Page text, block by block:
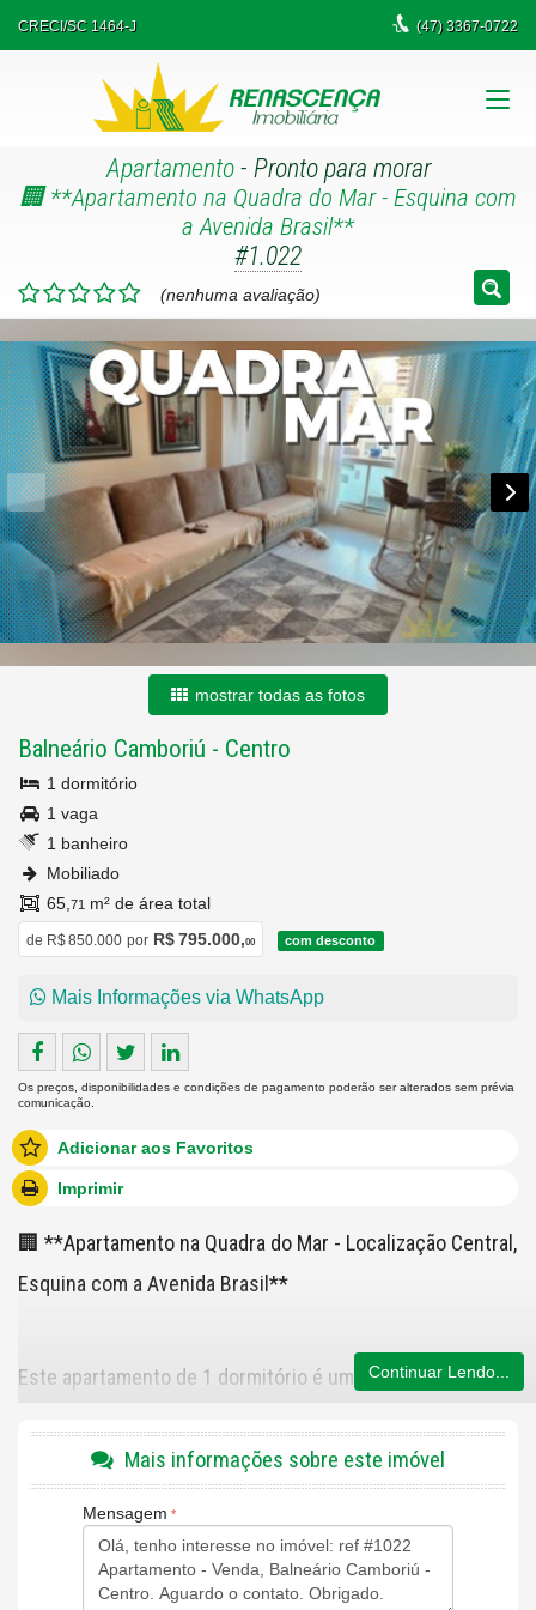
CRECI/SC 1464-J (47)3367-0722
Apartamento- Pronto para morar
🏢 **Apartamento na Quadra do Mar - Esquina com
a Avenida Brasil**
#1.022
(nenhuma avaliação)
mostrar todas as fotos
Balneário Camboriú - Centro
1 dormitório
1 vaga
1 banheiro
Mobiliado
65, 71 m² de área total
de R$ 850.000 por R$ 795.000,00 com desconto
Mais Informações via WhatsApp
Os preços, disponibilidades e condições de pagamento poderão ser alterados sem prévia
comunicação.
Adicionar aos Favoritos
Imprimir
🏢 **Apartamento na Quadra do Mar - Localização Central,
Esquina com a Avenida Brasil**
Este apartamento de 1 dormitório é uma excelente
locação. Localizado na quadra do mar, no coração de
conforto e praticidade em uma das áreas mais desejadas
da cidade.
Continuar Lendo...
Mais informações sobre este imóvel
Mensagem